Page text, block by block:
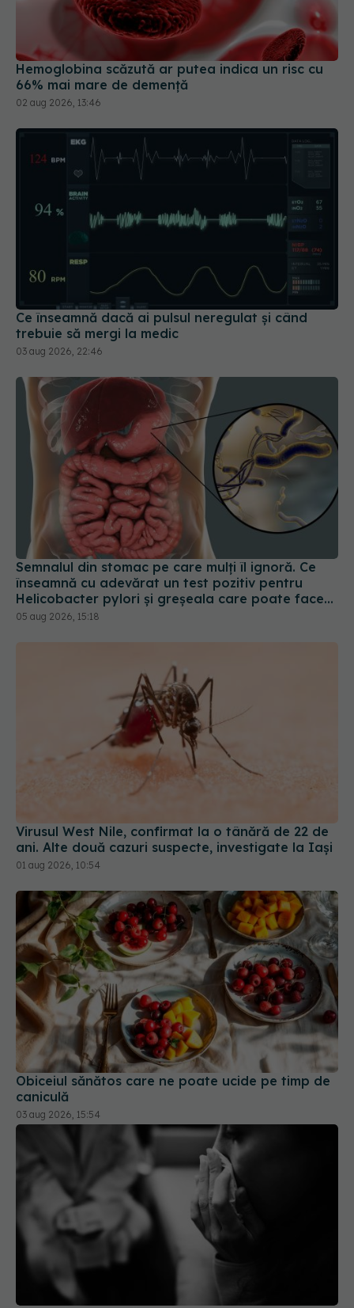
Hemoglobina scăzută ar putea indica un risc cu
66% mai mare de demență
02 aug 2026, 13:46
Ce înseamnă dacă ai pulsul neregulat și când
trebuie să mergi la medic
03 aug 2026, 22:46
Semnalul din stomac pe care mulți îl ignoră. Ce
înseamnă cu adevărat un test pozitiv pentru
Helicobacter pylori și greșeala care poate face
tratamentul mult mai dificil
05 aug 2026, 15:18
Virusul West Nile, confirmat la o tânără de 22 de
ani. Alte două cazuri suspecte, investigate la Iași
01 aug 2026, 10:54
Obiceiul sănătos care ne poate ucide pe timp de
caniculă
03 aug 2026, 15:54